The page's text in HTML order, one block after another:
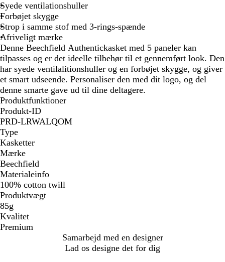
i
s
k
r
ø
d
a
u
x
k
o
n
g
e
b
l
å
k
m
a
r
i
n
e
b
l
å
t
g
r
å
e
g
r
ø
n
Syede ventilationshuller
Forbøjet skygge
Strop i samme stof med 3-rings-spænde
Afriveligt mærke
Denne Beechfield Authentickasket med 5 paneler kan
tilpasses og er det ideelle tilbehør til et gennemført look. Den
har syede ventilalitionshuller og en forbøjet skygge, og giver
et smart udseende. Personaliser den med dit logo, og del
denne smarte gave ud til dine deltagere.
Produktfunktioner
Produkt-ID
PRD-LRWALQOM
Type
Kasketter
Mærke
Beechfield
Materialeinfo
100% cotton twill
Produktvægt
85g
Kvalitet
Premium
Samarbejd med en designer
Lad os designe det for dig